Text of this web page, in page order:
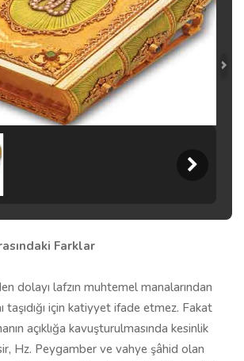
Farklar
dolayı lafzın muhtemel manalarından
taşıdığı için katiyyet ifade etmez. Fakat
açıklığa kavuşturulmasında kesinlik
Hz. Peygamber ve vahye şâhid olan